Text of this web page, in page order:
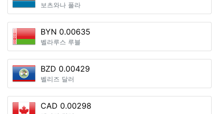
보츠와나 풀라
BYN 0.00635
벨라루스 루블
BZD 0.00429
벨리즈 달러
CAD 0.00298